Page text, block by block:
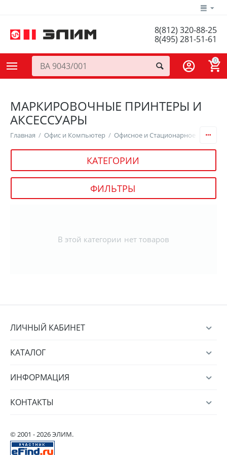
8(812) 320-88-25
8(495) 281-51-61
0
МАРКИРОВОЧНЫЕ ПРИНТЕРЫ И
АКСЕССУАРЫ
Главная / Офис и Компьютер / Офисное и Стационарное
КАТЕГОРИИ
ФИЛЬТРЫ
В этой категории нет товаров
ЛИЧНЫЙ КАБИНЕТ
КАТАЛОГ
ИНФОРМАЦИЯ
КОНТАКТЫ
© 2001 - 2026 ЭЛИМ.